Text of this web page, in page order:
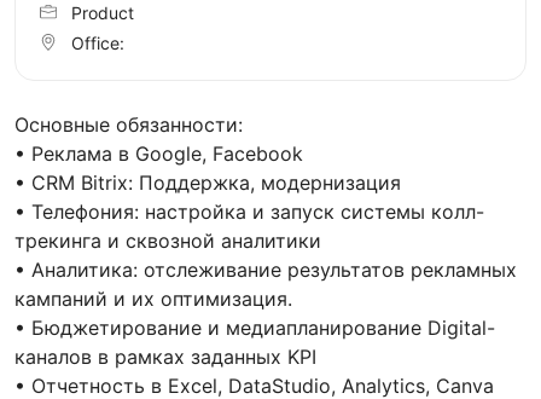
Основные обязанности:
• Реклама в Google, Facebook
• CRM Bitrix: Поддержка, модернизация
• Телефония: настройка и запуск системы колл-
трекинга и сквозной аналитики
• Аналитика: отслеживание результатов рекламных
кампаний и их оптимизация.
• Бюджетирование и медиапланирование Digital-
каналов в рамках заданных KPI
• Отчетность в Excel, DataStudio, Analytics, Canva
Product
Office: